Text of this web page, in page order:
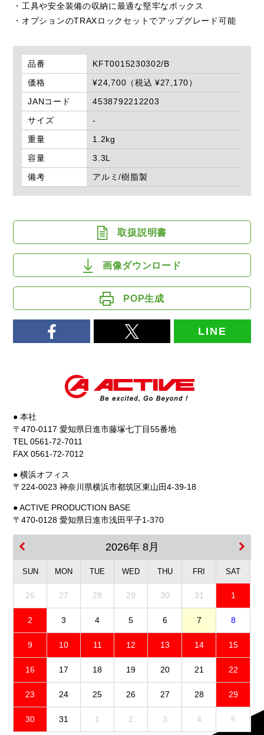
・工具や安全装備の収納に最適な堅牢なボックス
・オプションのTRAXロックセットでアップグレード可能
品番
KFT0015230302/B
価格
¥24,700（税込 ¥27,170）
JANコード
4538792212203
サイズ
-
重量
1.2kg
容量
3.3L
備考
アルミ/樹脂製
取扱説明書
画像ダウンロード
POP生成
LINE
● 本社
〒470-0117 愛知県日進市藤塚七丁目55番地
TEL 0561-72-7011
FAX 0561-72-7012
● 横浜オフィス
〒224-0023 神奈川県横浜市都筑区東山田4-39-18
● ACTIVE PRODUCTION BASE
〒470-0128 愛知県日進市浅田平子1-370
2026年 8月
SUN MON TUE WED THU FRI SAT
26 27 28 29 30 31 1
2 3 4 5 6 7 8
9 10 11 12 13 14 15
16 17 18 19 20 21 22
23 24 25 26 27 28 29
30 31 1 2 3 4 5